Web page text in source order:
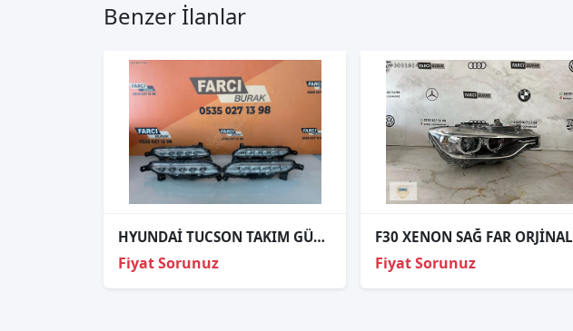
Benzer İlanlar
HYUNDAİ TUCSON TAKIM GÜNDÜZ LEDİ ORJİNAL
Fiyat Sorunuz
F30 XENON SAĞ FAR ORJİNAL
Fiyat Sorunuz